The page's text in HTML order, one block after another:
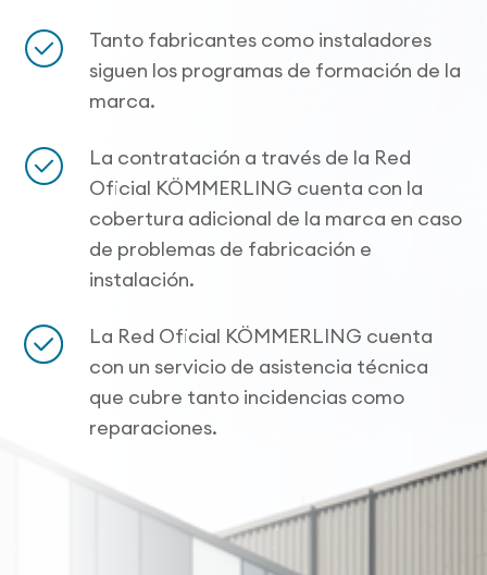
Tanto fabricantes como instaladores
siguen los programas de formación de la
marca.
La contratación a través de la Red
Oficial KÖMMERLING cuenta con la
cobertura adicional de la marca en caso
de problemas de fabricación e
instalación.
La Red Oficial KÖMMERLING cuenta
con un servicio de asistencia técnica
que cubre tanto incidencias como
reparaciones.